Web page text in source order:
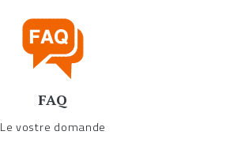
FAQ
Le vostre domande